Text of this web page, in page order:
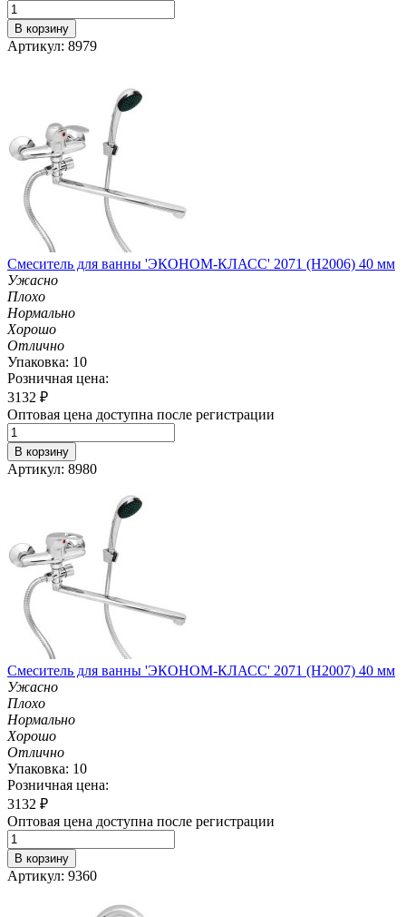
В корзину
Артикул: 8979
Смеситель для ванны 'ЭКОНОМ-КЛАСС' 2071 (H2006) 40 мм
Ужасно
Плохо
Нормально
Хорошо
Отлично
Упаковка: 10
Розничная цена:
3132 ₽
Оптовая цена доступна после регистрации
В корзину
Артикул: 8980
Смеситель для ванны 'ЭКОНОМ-КЛАСС' 2071 (H2007) 40 мм
Ужасно
Плохо
Нормально
Хорошо
Отлично
Упаковка: 10
Розничная цена:
3132 ₽
Оптовая цена доступна после регистрации
В корзину
Артикул: 9360